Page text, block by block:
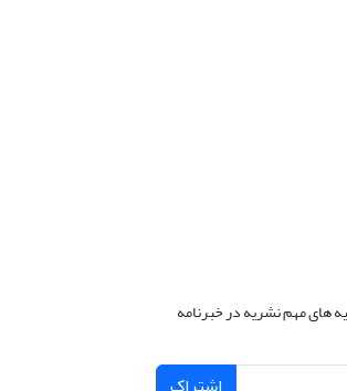
های مهم نشریه در خبرنامه